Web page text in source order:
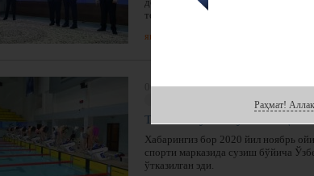
томонидан тақдирландилар.
янгиликни кўрсатиш
06 янв, 08:56
Тошкент сузиш бўйича
Хабарингиз бор 2020 йил ноябрь
спорти марказида сузиш бўйича
ўтказилган эди.
Раҳмат!